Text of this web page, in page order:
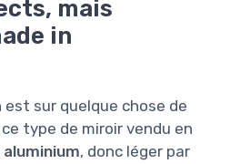
mais
in
est sur quelque chose de
type de miroir vendu en
aluminium, donc léger par